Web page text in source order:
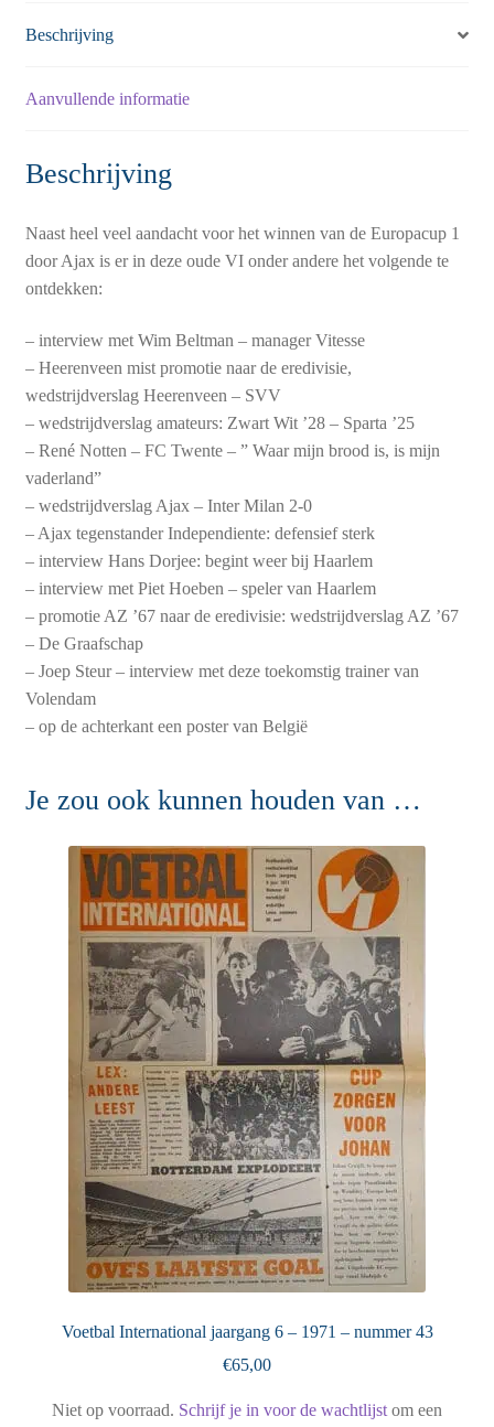
Beschrijving
Aanvullende informatie
Beschrijving
Naast heel veel aandacht voor het winnen van de Europacup 1
door Ajax is er in deze oude VI onder andere het volgende te
ontdekken:
– interview met Wim Beltman – manager Vitesse
– Heerenveen mist promotie naar de eredivisie,
wedstrijdverslag Heerenveen – SVV
– wedstrijdverslag amateurs: Zwart Wit ’28 – Sparta ’25
– René Notten – FC Twente – ” Waar mijn brood is, is mijn
vaderland”
– wedstrijdverslag Ajax – Inter Milan 2-0
– Ajax tegenstander Independiente: defensief sterk
– interview Hans Dorjee: begint weer bij Haarlem
– interview met Piet Hoeben – speler van Haarlem
– promotie AZ ’67 naar de eredivisie: wedstrijdverslag AZ ’67
– De Graafschap
– Joep Steur – interview met deze toekomstig trainer van
Volendam
– op de achterkant een poster van België
Je zou ook kunnen houden van …
Voetbal International jaargang 6 – 1971 – nummer 43
€65,00
Niet op voorraad. Schrijf je in voor de wachtlijst om een